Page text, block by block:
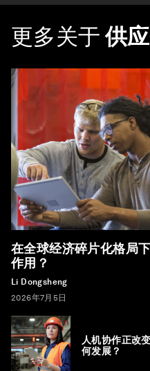
更多关于 供
在全球经济碎片化格局
作用？
Li Dongsheng
2026年7月5日
人机协作正改
何发展？